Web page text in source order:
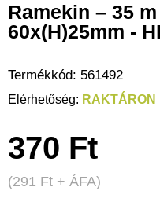
Ramekin – 35
60x(H)25mm -
Termékkód: 561492
RAKTÁRON
370 Ft
(291 Ft + ÁFA)